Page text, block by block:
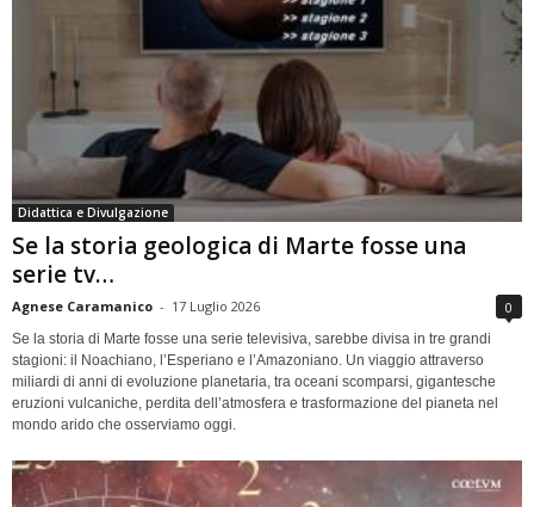
Didattica e Divulgazione
Se la storia geologica di Marte fosse una
serie tv…
Agnese Caramanico - 17 Luglio 2026 0
Se la storia di Marte fosse una serie televisiva, sarebbe divisa in tre grandi
stagioni: il Noachiano, l’Esperiano e l’Amazoniano. Un viaggio attraverso
miliardi di anni di evoluzione planetaria, tra oceani scomparsi, gigantesche
eruzioni vulcaniche, perdita dell’atmosfera e trasformazione del pianeta nel
mondo arido che osserviamo oggi.